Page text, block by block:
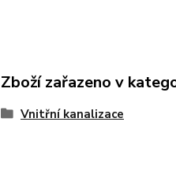
Zboží zařazeno v
Vnitřní kanalizace